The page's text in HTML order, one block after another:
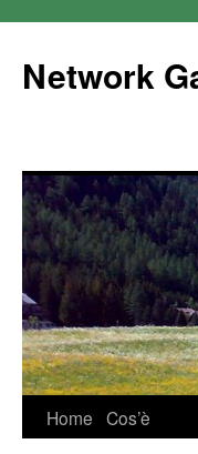
Network
Home Cos’è